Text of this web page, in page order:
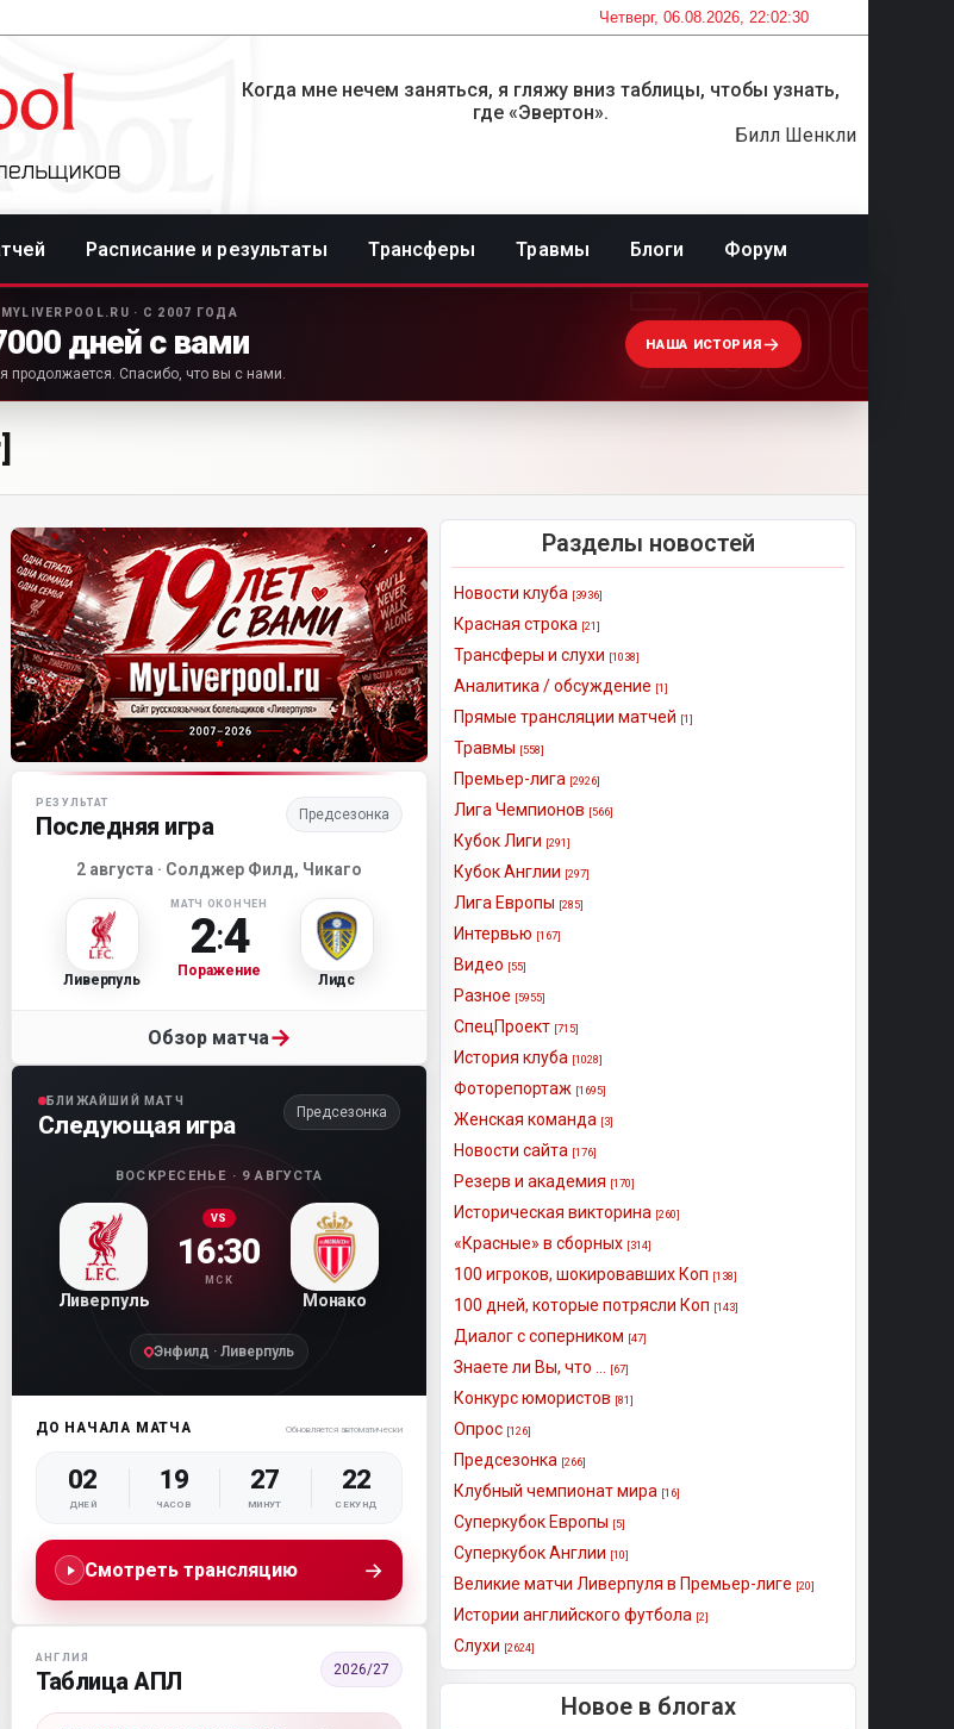
Четверг, 06.08.2026, 22:02:30
Когда мне нечем заняться, я гляжу вниз таблицы, чтобы узнать,
где «Эвертон».
Билл Шенкли
Расписание и результаты Трансферы Травмы Блоги Форум
7000
MYLIVERPOOL.RU · С 2007 ГОДА
дней с вами
продолжается. Спасибо, что вы с нами.
НАША ИСТОРИЯ
Матч-центр «Ливерпуля»
РЕЗУЛЬТАТ
Последняя игра Предсезонка
2 августа · Солджер Филд, Чикаго
Ливерпуль
МАТЧ ОКОНЧЕН
2:4
Поражение
Лидс
Обзор матча→
БЛИЖАЙШИЙ МАТЧ
Следующая игра Предсезонка
ВОСКРЕСЕНЬЕ · 9 АВГУСТА
Ливерпуль
VS
16:30
МСК
Монако
Энфилд · Ливерпуль
ДО НАЧАЛА МАТЧА Обновляется автоматически
02
ДНЕЙ
19
ЧАСОВ
27
МИНУТ
20
СЕКУНД
Смотреть трансляцию →
АНГЛИЯ
Таблица АПЛ 2026/27
Разделы новостей
Новости клуба [3936]
Красная строка [21]
Трансферы и слухи [1038]
Аналитика / обсуждение [1]
Прямые трансляции матчей [1]
Травмы [558]
Премьер-лига [2926]
Лига Чемпионов [566]
Кубок Лиги [291]
Кубок Англии [297]
Лига Европы [285]
Интервью [167]
Видео [55]
Разное [5955]
СпецПроект [715]
История клуба [1028]
Фоторепортаж [1695]
Женская команда [3]
Новости сайта [176]
Резерв и академия [170]
Историческая викторина [260]
«Красные» в сборных [314]
100 игроков, шокировавших Коп [138]
100 дней, которые потрясли Коп [143]
Диалог с соперником [47]
Знаете ли Вы, что ... [67]
Конкурс юмористов [81]
Опрос [126]
Предсезонка [266]
Клубный чемпионат мира [16]
Суперкубок Европы [5]
Суперкубок Англии [10]
Великие матчи Ливерпуля в Премьер-лиге [20]
Истории английского футбола [2]
Слухи [2624]
Новое в блогах